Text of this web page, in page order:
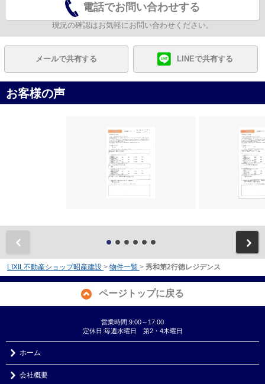
電話でお問い合わせする
現況の確認はお気軽にお問い合わせください。
メールで共有する LINEで共有する
お客様の声
LIXIL不動産ショップ昭産建設 > 物件一覧 > 秀和第2行徳レジデンス
ページトップに戻る
営業時間:9:00～17:00
定休日:毎週水曜日 第2・4木曜日
ホーム
会社概要